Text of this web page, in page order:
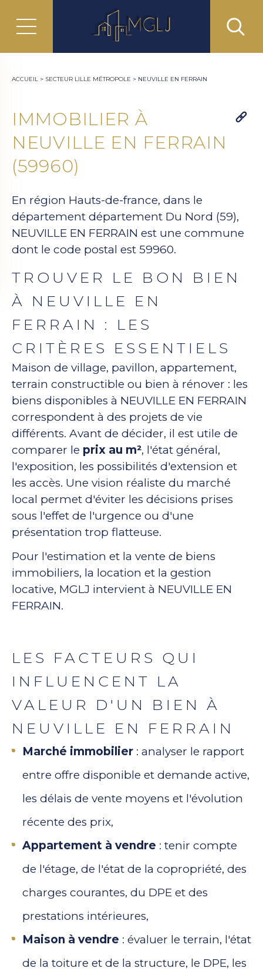
ACCUEIL > SECTEUR LILLE MÉTROPOLE > NEUVILLE EN FERRAIN
IMMOBILIER À
NEUVILLE EN FERRAIN
(59960)
En région Hauts-de-france, dans le
département département Du Nord (59),
NEUVILLE EN FERRAIN est une commune
dont le code postal est 59960.
TROUVER LE BON BIEN
À NEUVILLE EN
FERRAIN : LES
CRITÈRES ESSENTIELS
Maison de village, pavillon, appartement,
terrain constructible ou bien à rénover : les
biens disponibles à NEUVILLE EN FERRAIN
correspondent à des projets de vie
différents. Avant de décider, il est utile de
comparer le prix au m², l'état général,
l'exposition, les possibilités d'extension et
les accès. Une vision réaliste du marché
local permet d'éviter les décisions prises
sous l'effet de l'urgence ou d'une
présentation trop flatteuse.
Pour l'estimation et la vente de biens
immobiliers, la location et la gestion
locative, MGLJ intervient à NEUVILLE EN
FERRAIN.
LES FACTEURS QUI
INFLUENCENT LA
VALEUR D'UN BIEN À
NEUVILLE EN FERRAIN
Marché immobilier : analyser le rapport
entre offre disponible et demande active,
les délais de vente moyens et l'évolution
récente des prix,
Appartement à vendre : tenir compte
de l'étage, de l'état de la copropriété, des
charges courantes, du DPE et des
prestations intérieures,
Maison à vendre : évaluer le terrain, l'état
de la toiture et de la structure, le DPE, les